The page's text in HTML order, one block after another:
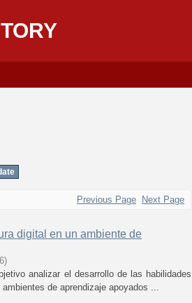
Previous Page Next Page
digital en un ambiente de
)
analizar el desarrollo de las habilidades
de aprendizaje apoyados ...